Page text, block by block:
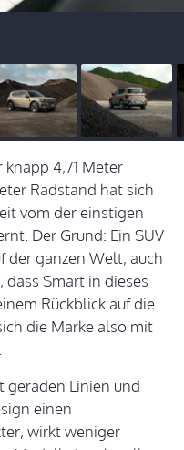
4,71 Meter
Radstand hat sich
vom der einstigen
Der Grund: Ein SUV
der ganzen Welt, auch
dass Smart in dieses
Rückblick auf die
die Marke also mit
geraden Linien und
einen
wirkt weniger